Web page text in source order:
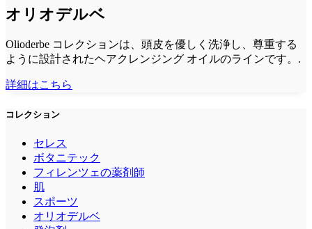
オリオデルベ
Olioderbe コレクションは、頭皮を優しく洗浄し、尊重する
ように設計されたヘアクレンジング オイルのラインです。.
詳細はこちら
コレクション
セレス
ボタニテック
フィレンツェの薬剤師
肌
スポーツ
オリオデルベ